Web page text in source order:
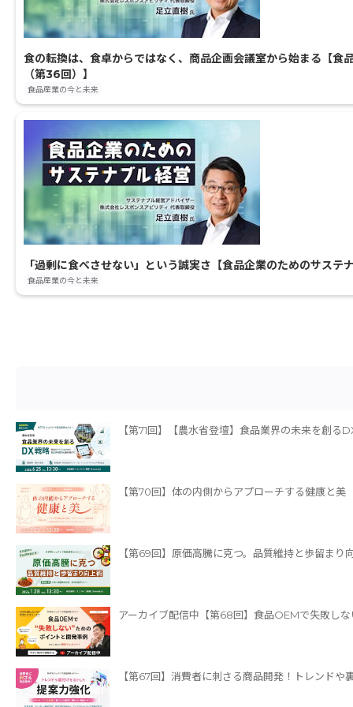
食の転換は、食卓からではなく、商品企画会議室から始まる【食
（第36回）】
食品産業の今と未来
「過剰に食べさせない」という誠実さ【食品企業のためのサステ
食品産業の今と未来
【第71回】【農水省登壇】食品業界の未来を創
【第70回】体の内側からアプローチする健康と美
【第69回】原価高騰に克つ。品質維持と歩留まり
アーカイブ配信中【第68回】食品OEMで失敗し
【第67回】消費者に刺さる商品開発！トレンド